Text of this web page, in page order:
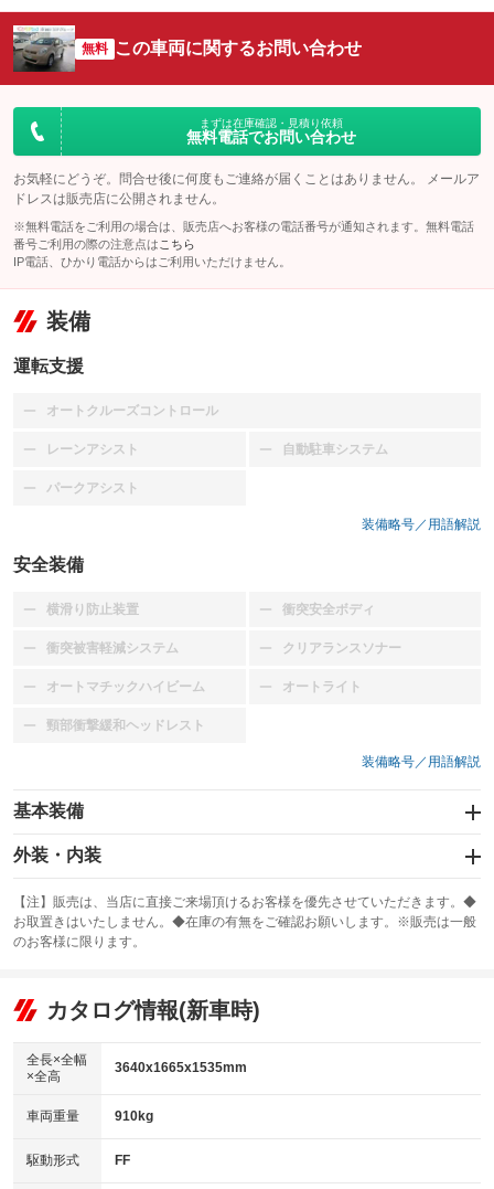
無料 この車両に関するお問い合わせ
まずは在庫確認・見積り依頼
無料電話でお問い合わせ
お気軽にどうぞ。問合せ後に何度もご連絡が届くことはありません。 メールア
ドレスは販売店に公開されません。
※無料電話をご利用の場合は、販売店へお客様の電話番号が通知されます。無料電話
番号ご利用の際の注意点は こちら
IP電話、ひかり電話からはご利用いただけません。
装備
運転支援
オートクルーズコントロール
：装備なし
レーンアシスト
：装備なし 自動駐車システム
：装備なし
パークアシスト
：装備なし
装備略号／用語解説
安全装備
横滑り防止装置
：装備なし 衝突安全ボディ
：装備なし
衝突被害軽減システム
：装備なし クリアランスソナー
：装備なし
オートマチックハイビーム
：装備なし オートライト
：装備なし
頸部衝撃緩和ヘッドレスト
：装備なし
装備略号／用語解説
基本装備
エアバッグ：運転席/助手席
：装備あり
：装備なし
サンルーフ
：装備なし ABS
リフトアップ
：装備なし
：装備なし
パワーウィンドウ
アイドリングストップ
：装備なし
USB入力端子
：装備なし
外装・内装
カーナビ
：装備なし
TV
：装備なし
ビジュアル
：装備なし
：装備なし
革シート
キーレス
HID(キセノンライト)
：装備なし
【注】販売は、当店に直接ご来場頂けるお客様を優先させていただきます。◆
お取置きはいたしません。◆在庫の有無をご確認お願いします。※販売は一般
のお客様に限ります。
カタログ情報(新車時)
全長×全幅
×全高
3640x1665x1535mm
車両重量 910kg
駆動形式 FF